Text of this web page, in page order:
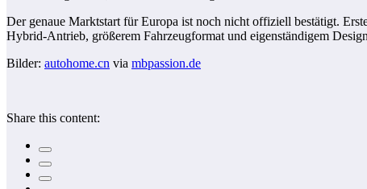
Der genaue Marktstart für Europa ist noch nicht offiziell bestätigt.
Hybrid-Antrieb, größerem Fahrzeugformat und eigenständigem
Bilder: autohome.cn via mbpassion.de
Share this content: